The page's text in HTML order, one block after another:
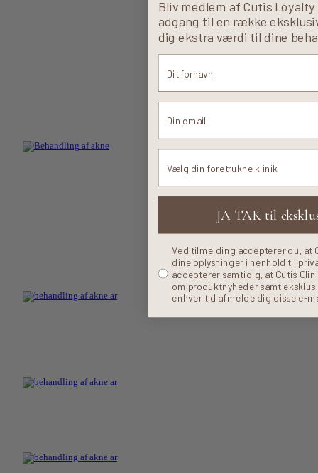
Bliv medlem af Cutis
adgang til en række
dig ekstra værdi til dine
Foretrukne klinik
JA TAK til
Ved tilmelding accepterer du, at
dine oplysninger i henhold til
accepterer samtidig, at Cutis
om produktnyheder samt
enhver tid afmelde dig disse e-